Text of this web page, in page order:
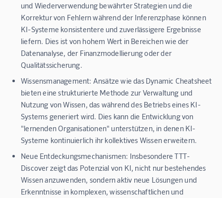
und Wiederverwendung bewährter Strategien und die
Korrektur von Fehlern während der Inferenzphase können
KI-Systeme konsistentere und zuverlässigere Ergebnisse
liefern. Dies ist von hohem Wert in Bereichen wie der
Datenanalyse, der Finanzmodellierung oder der
Qualitätssicherung.
Wissensmanagement: Ansätze wie das Dynamic Cheatsheet
bieten eine strukturierte Methode zur Verwaltung und
Nutzung von Wissen, das während des Betriebs eines KI-
Systems generiert wird. Dies kann die Entwicklung von
"lernenden Organisationen" unterstützen, in denen KI-
Systeme kontinuierlich ihr kollektives Wissen erweitern.
Neue Entdeckungsmechanismen: Insbesondere TTT-
Discover zeigt das Potenzial von KI, nicht nur bestehendes
Wissen anzuwenden, sondern aktiv neue Lösungen und
Erkenntnisse in komplexen, wissenschaftlichen und